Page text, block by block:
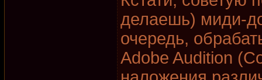
делаешь) миди-
очередь,
Adobe Audition